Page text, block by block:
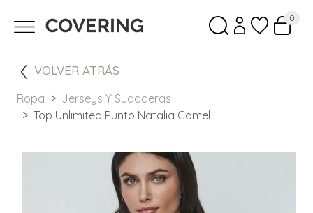
0
VOLVER ATRÁS
Ropa
Jerseys Y Sudaderas
Top Unlimited Punto Natalia Camel